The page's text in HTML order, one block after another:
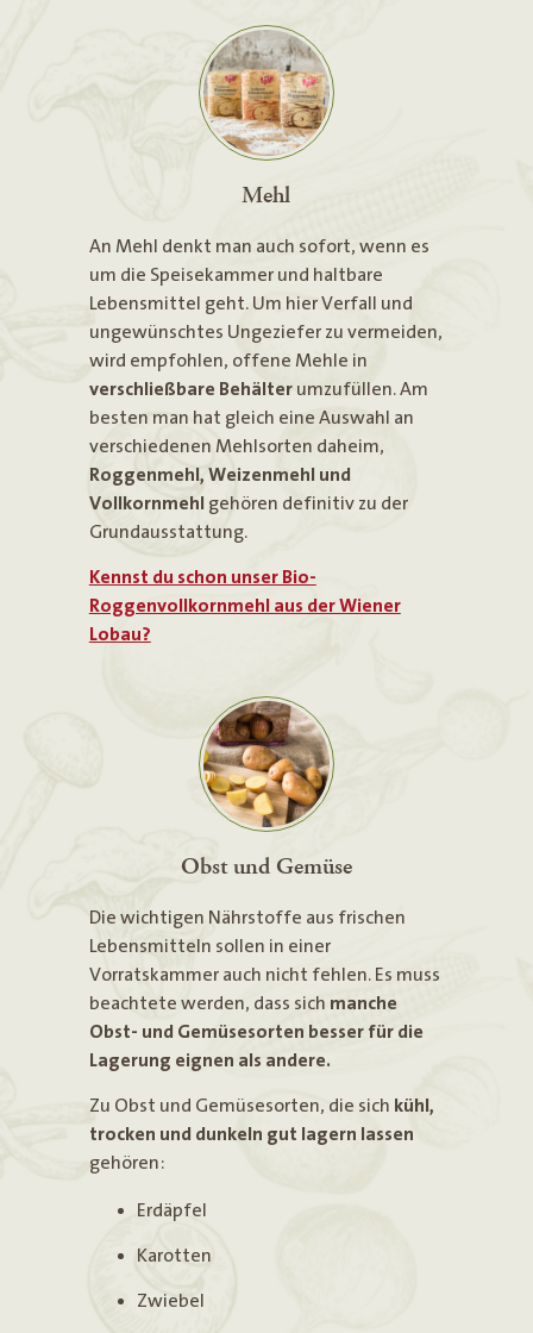
Mehl
An Mehl denkt man auch sofort, wenn es
um die Speisekammer und haltbare
Lebensmittel geht. Um hier Verfall und
ungewünschtes Ungeziefer zu vermeiden,
wird empfohlen, offene Mehle in
verschließbare Behälterumzufüllen. Am
besten man hat gleich eine Auswahl an
verschiedenen Mehlsorten daheim,
Roggenmehl, Weizenmehl und
Vollkornmehl gehören definitiv zu der
Grundausstattung.
Kennst du schon unser Bio-
Roggenvollkornmehl aus der Wiener
Lobau?
Obst und Gemüse
Die wichtigen Nährstoffe aus frischen
Lebensmitteln sollen in einer
Vorratskammer auch nicht fehlen. Es muss
beachtete werden, dass sich manche
Obst- und Gemüsesorten besser für die
Lagerung eignen als andere.
Zu Obst und Gemüsesorten, die sich kühl,
trocken und dunkeln gut lagern lassen
gehören:
Erdäpfel
Karotten
Zwiebel